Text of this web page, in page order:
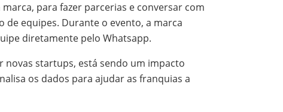
para fazer parcerias e conversar com
de equipes. Durante o evento, a marca
diretamente pelo Whatsapp.
novas startups, está sendo um impacto
os dados para ajudar as franquias a